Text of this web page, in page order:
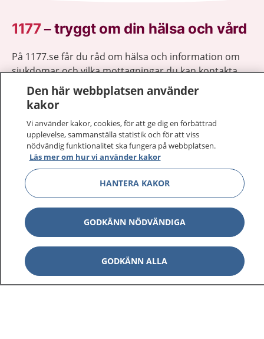
1177–tryggt om din hälsa och vård
På 1177.se får du råd om hälsa och information om
sjukdomar och vilka mottagningar du kan kontakta.
Logga in för att läsa din journal och göra dina
vårdärenden. Ring telefonnummer 1177 för
sjukvårdsrådgivning dygnet runt.
1177 ger dig råd när du vill må bättre.
1177 på flera språk Visa
Om 1177 Visa
Kontakt Visa
Den här webbplatsen använder
kakor
Vi använder kakor, cookies, för att ge dig en förbättrad
upplevelse, sammanställa statistik och för att viss
nödvändig funktionalitet ska fungera på webbplatsen.
Läs mer om hur vi använder kakor
HANTERA KAKOR
GODKÄNN NÖDVÄNDIGA
GODKÄNN ALLA